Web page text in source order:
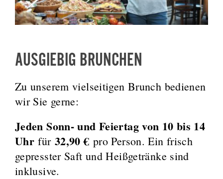
AUSGIEBIG BRUNCHEN
Zu unserem vielseitigen Brunch bedienen
wir Sie gerne:
Jeden Sonn- und Feiertag von 10 bis 14
Uhr für 32,90 € pro Person. Ein frisch
gepresster Saft und Heißgetränke sind
inklusive.